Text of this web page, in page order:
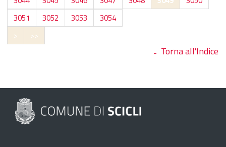
3051
3052 3053
3054
>
>>
Torna all'Indice